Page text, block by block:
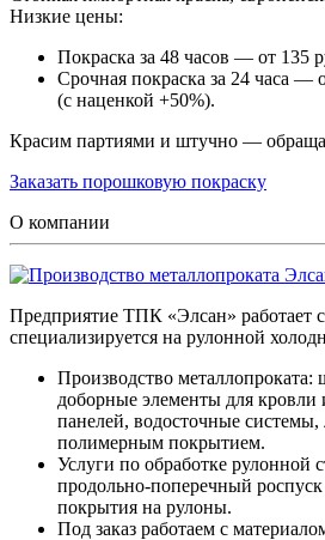
Низкие цены:
Покраска за 48 часов — от 135
Срочная покраска за 24 часа —
(с наценкой +50%).
Красим партиями и штучно —
Заказать порошковую покраску
О компании
Предприятие ТПК «Элсан» работает
специализируется на рулонной
Производство металлопроката:
доборные элементы для кровли
панелей, водосточные
полимерным покрытием.
Услуги по обработке рулонной
продольно-поперечный
покрытия на рулоны.
Под заказ работаем с